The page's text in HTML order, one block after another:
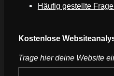
Häufig gestellte
Kostenlose
Trage hier deine Website